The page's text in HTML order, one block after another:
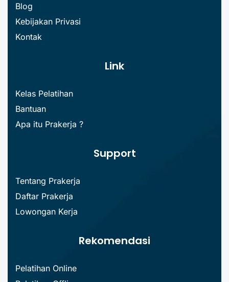
Blog
Kebijakan Privasi
Kontak
Link
Kelas Pelatihan
Bantuan
Apa itu Prakerja ?
Support
Tentang Prakerja
Daftar Prakerja
Lowongan Kerja
Rekomendasi
Pelatihan Online